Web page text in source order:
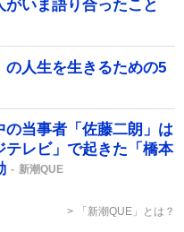
いま語り合ったこと
人生を生きるための5
の当事者「佐藤二朗」は
レビ」で起きた「橋本
新潮QUE
「新潮QUE」とは？